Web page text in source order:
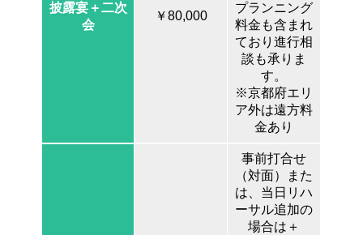
披露宴＋二次
会
￥80,000
プランニング
料金も含まれ
ており進行相
談も承りま
す。
※京都府エリ
ア外は遠方料
金あり
事前打合せ
（対面）また
は、当日リハ
ーサル追加の
場合は＋